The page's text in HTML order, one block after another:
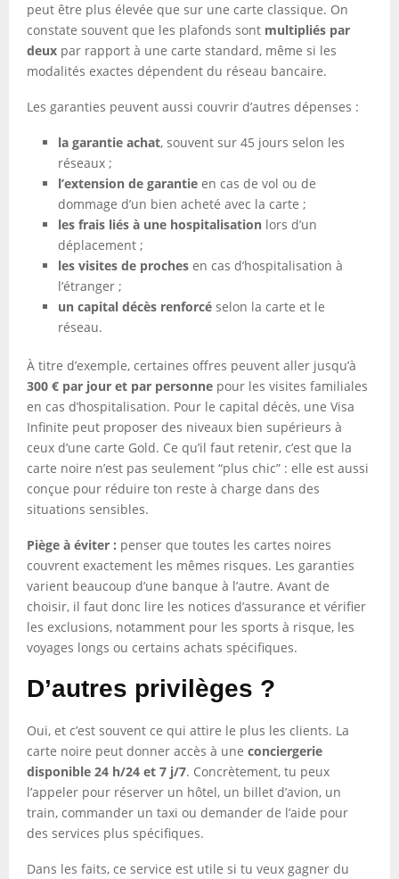
peut être plus élevée que sur une carte classique. On
constate souvent que les plafonds sont multipliés par
deux par rapport à une carte standard, même si les
modalités exactes dépendent du réseau bancaire.
Les garanties peuvent aussi couvrir d’autres dépenses :
la garantie achat, souvent sur 45 jours selon les
réseaux ;
l’extension de garantie en cas de vol ou de
dommage d’un bien acheté avec la carte ;
les frais liés à une hospitalisation lors d’un
déplacement ;
les visites de proches en cas d’hospitalisation à
l’étranger ;
un capital décès renforcé selon la carte et le
réseau.
À titre d’exemple, certaines offres peuvent aller jusqu’à
300 € par jour et par personne pour les visites familiales
en cas d’hospitalisation. Pour le capital décès, une Visa
Infinite peut proposer des niveaux bien supérieurs à
ceux d’une carte Gold. Ce qu’il faut retenir, c’est que la
carte noire n’est pas seulement “plus chic” : elle est aussi
conçue pour réduire ton reste à charge dans des
situations sensibles.
Piège à éviter : penser que toutes les cartes noires
couvrent exactement les mêmes risques. Les garanties
varient beaucoup d’une banque à l’autre. Avant de
choisir, il faut donc lire les notices d’assurance et vérifier
les exclusions, notamment pour les sports à risque, les
voyages longs ou certains achats spécifiques.
D’autres privilèges ?
Oui, et c’est souvent ce qui attire le plus les clients. La
carte noire peut donner accès à une conciergerie
disponible 24 h/24 et 7 j/7. Concrètement, tu peux
l’appeler pour réserver un hôtel, un billet d’avion, un
train, commander un taxi ou demander de l’aide pour
des services plus spécifiques.
Dans les faits, ce service est utile si tu veux gagner du